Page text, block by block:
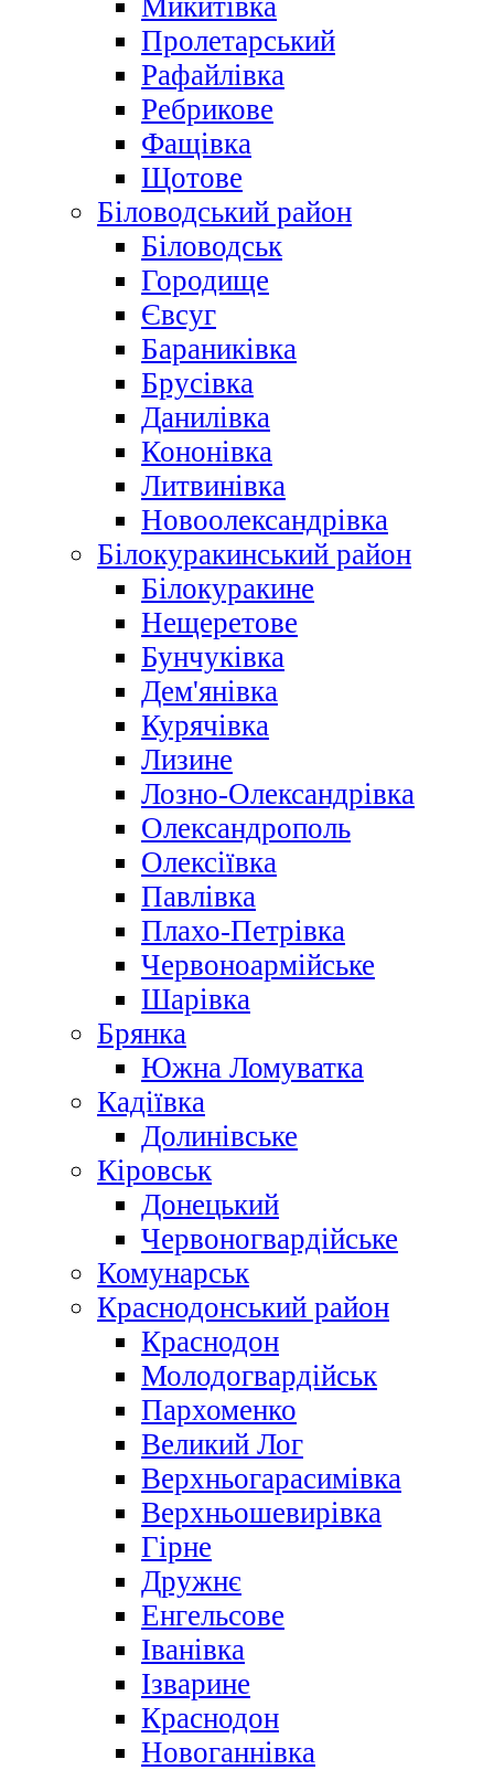
Микитівка
Пролетарський
Рафайлівка
Ребрикове
Фащівка
Щотове
Біловодський район
Біловодськ
Городище
Євсуг
Бараниківка
Брусівка
Данилівка
Кононівка
Литвинівка
Новоолександрівка
Білокуракинський район
Білокуракине
Нещеретове
Бунчуківка
Дем'янівка
Курячівка
Лизине
Лозно-Олександрівка
Олександрополь
Олексіївка
Павлівка
Плахо-Петрівка
Червоноармійське
Шарівка
Брянка
Южна Ломуватка
Кадіївка
Долинівське
Кіровськ
Донецький
Червоногвардійське
Комунарськ
Краснодонський район
Краснодон
Молодогвардійськ
Пархоменко
Великий Лог
Верхньогарасимівка
Верхньошевирівка
Гірне
Дружнє
Енгельсове
Іванівка
Ізварине
Краснодон
Новоганнівка